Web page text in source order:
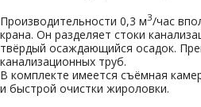
Производительности 0,3 м3/час
крана. Он разделяет стоки
твёрдый осаждающийся осадок.
канализационных труб.
В комплекте имеется съёмная
и быстрой очистки жироловки.